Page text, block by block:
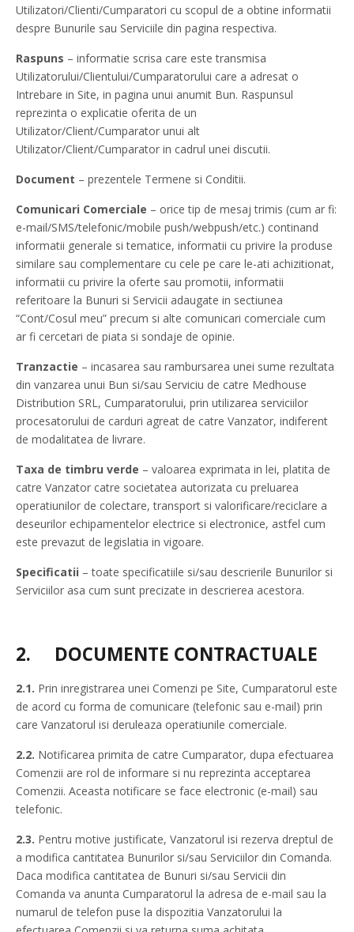
Utilizatori/Clienti/Cumparatori cu scopul de a obtine informatii
despre Bunurile sau Serviciile din pagina respectiva.
Raspuns – informatie scrisa care este transmisa
Utilizatorului/Clientului/Cumparatorului care a adresat o
Intrebare in Site, in pagina unui anumit Bun. Raspunsul
reprezinta o explicatie oferita de un
Utilizator/Client/Cumparator unui alt
Utilizator/Client/Cumparator in cadrul unei discutii.
Document – prezentele Termene si Conditii.
Comunicari Comerciale – orice tip de mesaj trimis (cum ar fi:
e-mail/SMS/telefonic/mobile push/webpush/etc.) continand
informatii generale si tematice, informatii cu privire la produse
similare sau complementare cu cele pe care le-ati achizitionat,
informatii cu privire la oferte sau promotii, informatii
referitoare la Bunuri si Servicii adaugate in sectiunea
“Cont/Cosul meu” precum si alte comunicari comerciale cum
ar fi cercetari de piata si sondaje de opinie.
Tranzactie – incasarea sau rambursarea unei sume rezultata
din vanzarea unui Bun si/sau Serviciu de catre Medhouse
Distribution SRL, Cumparatorului, prin utilizarea serviciilor
procesatorului de carduri agreat de catre Vanzator, indiferent
de modalitatea de livrare.
Taxa de timbru verde – valoarea exprimata in lei, platita de
catre Vanzator catre societatea autorizata cu preluarea
operatiunilor de colectare, transport si valorificare/reciclare a
deseurilor echipamentelor electrice si electronice, astfel cum
este prevazut de legislatia in vigoare.
Specificatii – toate specificatiile si/sau descrierile Bunurilor si
Serviciilor asa cum sunt precizate in descrierea acestora.
2. DOCUMENTE CONTRACTUALE
2.1. Prin inregistrarea unei Comenzi pe Site, Cumparatorul este
de acord cu forma de comunicare (telefonic sau e-mail) prin
care Vanzatorul isi deruleaza operatiunile comerciale.
2.2. Notificarea primita de catre Cumparator, dupa efectuarea
Comenzii are rol de informare si nu reprezinta acceptarea
Comenzii. Aceasta notificare se face electronic (e-mail) sau
telefonic.
2.3. Pentru motive justificate, Vanzatorul isi rezerva dreptul de
a modifica cantitatea Bunurilor si/sau Serviciilor din Comanda.
Daca modifica cantitatea de Bunuri si/sau Servicii din
Comanda va anunta Cumparatorul la adresa de e-mail sau la
numarul de telefon puse la dispozitia Vanzatorului la